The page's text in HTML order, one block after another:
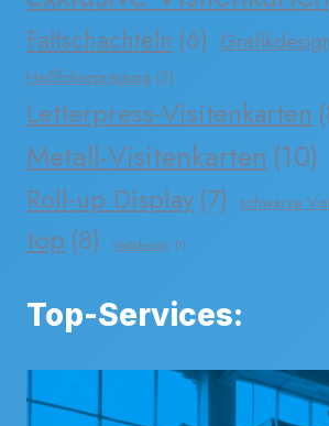
Faltschachteln (6)
Heißfolienprägung (2)
Letterpress-Visitenkarten
Metall-Visitenkarten (10)
Roll-up Display (7) schwarze
top (8) Webdesign (1)
Top-Services: